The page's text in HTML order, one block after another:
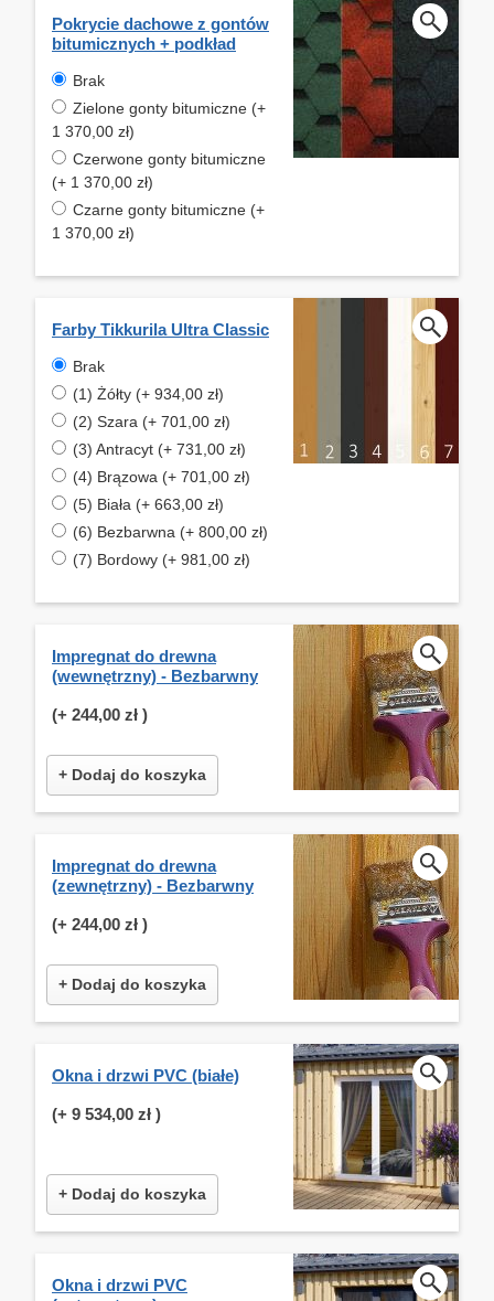
Pokrycie dachowe z gontów
bitumicznych + podkład
Brak
Zielone gonty bitumiczne (+
1 370,00 zł)
Czerwone gonty bitumiczne
(+ 1 370,00 zł)
Czarne gonty bitumiczne (+
1 370,00 zł)
Farby Tikkurila Ultra Classic
Brak
(1) Żółty (+ 934,00 zł)
(2) Szara (+ 701,00 zł)
(3) Antracyt (+ 731,00 zł)
(4) Brązowa (+ 701,00 zł)
(5) Biała (+ 663,00 zł)
(6) Bezbarwna (+ 800,00 zł)
(7) Bordowy (+ 981,00 zł)
Impregnat do drewna
(wewnętrzny) - Bezbarwny
(+ 244,00 zł )
+ Dodaj do koszyka
Impregnat do drewna
(zewnętrzny) - Bezbarwny
(+ 244,00 zł )
+ Dodaj do koszyka
Okna i drzwi PVC (białe)
(+ 9 534,00 zł )
+ Dodaj do koszyka
Okna i drzwi PVC